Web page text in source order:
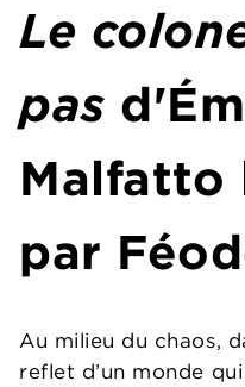
Le
pas
Malfatto
par
Au milieu du chaos,
reflet d’un monde